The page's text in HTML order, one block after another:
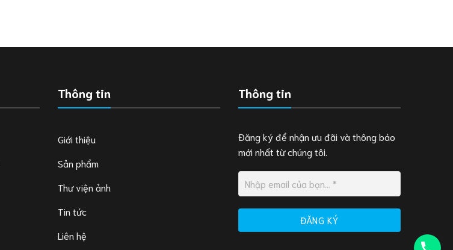
Thông tin
Giới thiệu
Sản phẩm
Thư viện ảnh
Tin tức
Liên hệ
Thông tin
Đăng ký để nhận ưu đãi và thông báo
mới nhất từ chúng tôi.